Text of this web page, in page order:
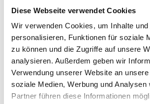
Diese Webseite verwendet Cookies
Wir verwenden Cookies, um Inhalte
personalisieren, Funktionen für soziale
zu können und die Zugriffe auf unsere
analysieren. Außerdem geben wir
Verwendung unserer Website an
soziale Medien, Werbung und Analysen
Partner führen diese Informationen
Glanzgrad
Gebinde